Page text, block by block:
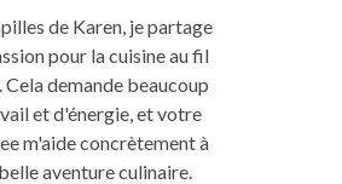
de Karen, je partage
pour la cuisine au fil
demande beaucoup
et d'énergie, et votre
m'aide concrètement à
aventure culinaire.